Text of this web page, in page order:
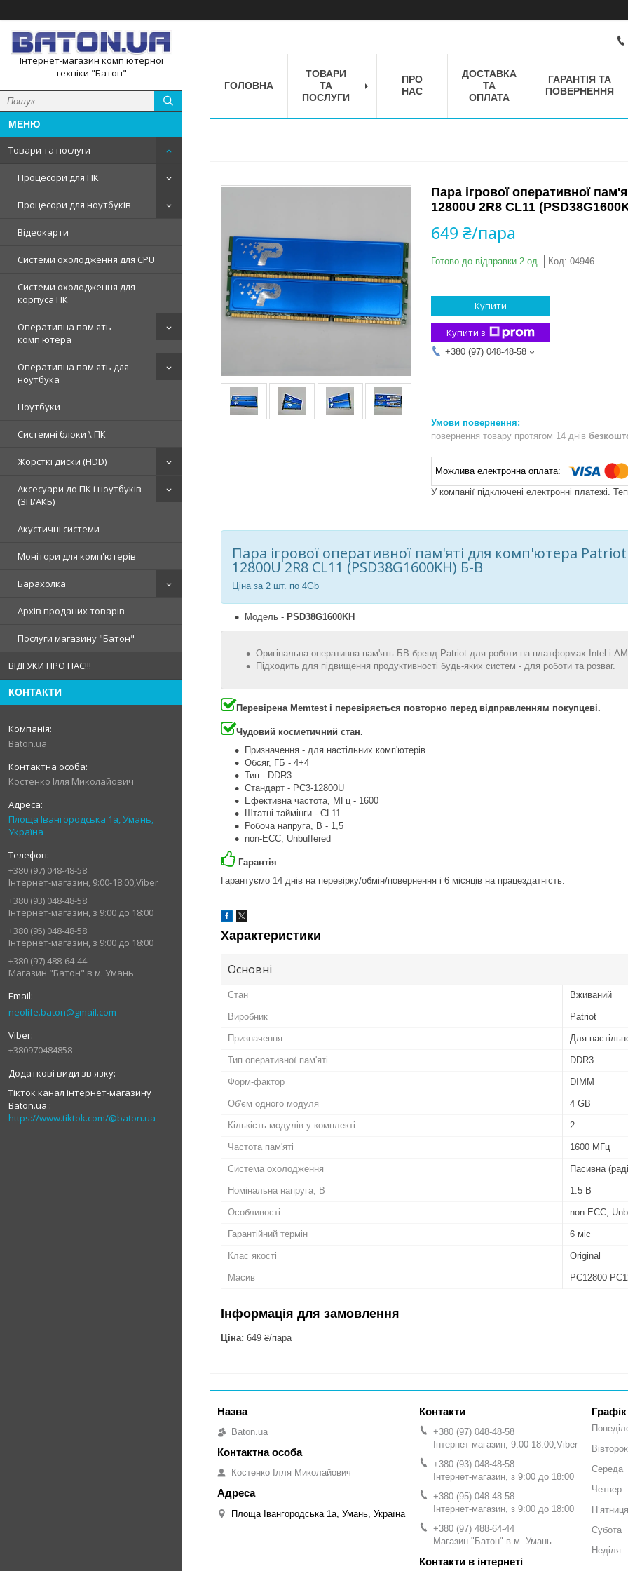
Інтернет-магазин комп'ютерної
техніки "Батон"
Товари та послуги
Процесори для ПК
Процесори для ноутбуків
Відеокарти
Системи охолодження для CPU
Системи охолодження для
корпуса ПК
Оперативна пам'ять
комп'ютера
Оперативна пам'ять для
ноутбука
Ноутбуки
Системні блоки \ ПК
Жорсткі диски (HDD)
Аксесуари до ПК і ноутбуків
(ЗП/АКБ)
Акустичні системи
Монітори для комп'ютерів
Барахолка
Архів проданих товарів
Послуги магазину "Батон"
ВІДГУКИ ПРО НАС!!!
КОНТАКТИ
Baton.ua
Костенко Ілля Миколайович
Площа Івангородська 1а, Умань,
Україна
+380 (97) 048-48-58
Інтернет-магазин, 9:00-18:00,Viber
+380 (93) 048-48-58
Інтернет-магазин, з 9:00 до 18:00
+380 (95) 048-48-58
Інтернет-магазин, з 9:00 до 18:00
+380 (97) 488-64-44
Магазин "Батон" в м. Умань
neolife.baton@gmail.com
+380970484858
Тікток канал інтернет-магазину
Baton.ua
https://www.tiktok.com/@baton.ua
ГОЛОВНА
ТОВАРИ
ТА
ПОСЛУГИ
ПРО
НАС
ДОСТАВКА
ТА
ОПЛАТА
ГАРАНТІЯ ТА
ПОВЕРНЕННЯ
Пара ігрової оперативної
12800U 2R8 CL11
649 ₴/пара
Готово до відправки 2 од. Код: 04946
Купити
Купити з
+380 (97) 048-48-58
повернення товару протягом 14 днів
У компанії підключені електронні платежі.
Пара ігрової оперативної пам'яті для комп'ютера Patriot
12800U 2R8 CL11 (PSD38G1600KH) Б-В
Ціна за 2 шт. по 4Gb
Модель - PSD38G1600KH
Оригінальна оперативна пам'ять БВ бренд Patriot для роботи на платформах Intel і
Підходить для підвищення продуктивності будь-яких систем - для роботи та розваг.
Перевірена Memtest і перевіряється повторно перед відправленням покупцеві.
Чудовий косметичний стан.
Призначення - для настільних комп'ютерів
Обсяг, ГБ - 4+4
Тип - DDR3
Стандарт - PC3-12800U
Ефективна частота, МГц - 1600
Штатні таймінги - CL11
Робоча напруга, В - 1,5
non-ECC, Unbuffered
Гарантія
Гарантуємо 14 днів на перевірку/обмін/повернення і 6 місяців на працездатність.
Характеристики
Основні
Стан Вживаний
Виробник Patriot
Призначення Для
Тип оперативної пам'яті DDR3
Форм-фактор DIMM
Об'єм одного модуля 4 GB
Кількість модулів у комплекті 2
Частота пам'яті 1600 МГц
Система охолодження Пасивна
Номінальна напруга, В 1.5 В
Особливості non-ECC,
Гарантійний термін 6 міс
Клас якості Original
Масив PC12800
Інформація для замовлення
Ціна: 649 ₴/пара
Baton.ua
Костенко Ілля Миколайович
Площа Івангородська 1а, Умань, Україна
+380 (97) 048-48-58
Інтернет-магазин, 9:00-18:00,Viber
+380 (93) 048-48-58
Інтернет-магазин, з 9:00 до 18:00
+380 (95) 048-48-58
Інтернет-магазин, з 9:00 до 18:00
+380 (97) 488-64-44
Магазин "Батон" в м. Умань
Вівторок
Середа
Четвер
Пʼятниця
Субота
Неділя